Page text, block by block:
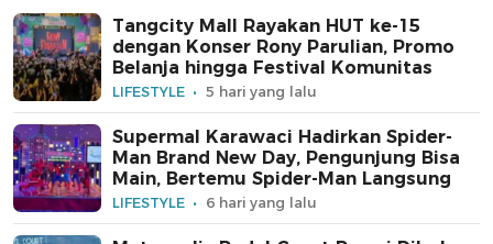
Tangcity Mall Rayakan HUT ke-15
dengan Konser Rony Parulian, Promo
Belanja hingga Festival Komunitas
LIFESTYLE 5 hari yang lalu
Supermal Karawaci Hadirkan Spider-
Man Brand New Day, Pengunjung Bisa
Main, Bertemu Spider-Man Langsung
LIFESTYLE 6 hari yang lalu